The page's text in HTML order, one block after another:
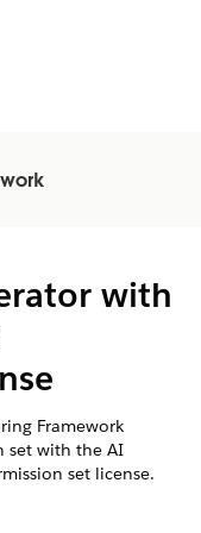
with
Framework
set with the AI
set license.